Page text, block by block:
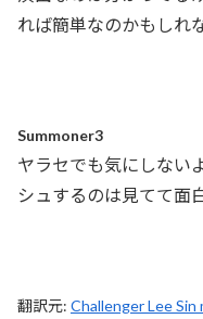
れば簡単なのかもしれ
Summoner3
ヤラセでも気にしない
シュするのは見てて面
翻訳元: Challenger Lee Sin